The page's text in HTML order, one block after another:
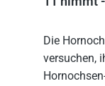
Die
versuchen,